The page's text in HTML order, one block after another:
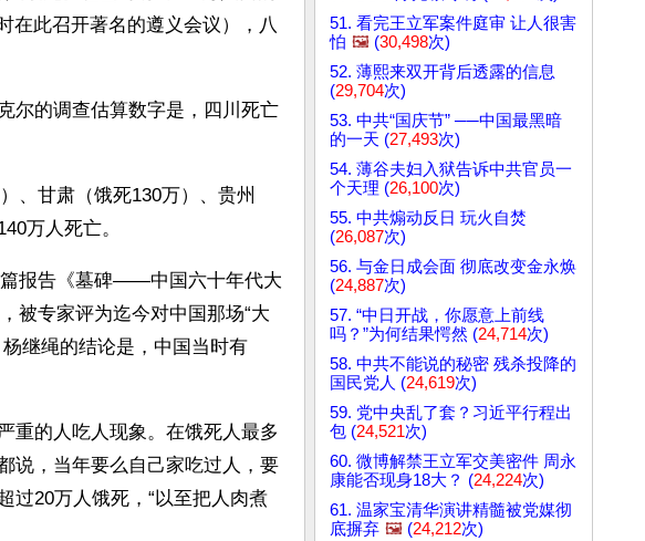
在此召开著名的遵义会议），八
尔的调查估算数字是，四川死亡
、甘肃（饿死130万）、贵州
万人死亡。
篇报告《墓碑——中国六十年代大
被专家评为迄今对中国那场“大
继绳的结论是，中国当时有
重的人吃人现象。在饿死人最多
说，当年要么自己家吃过人，要
过20万人饿死，“以至把人肉煮
51. 看完王立军案件庭审 让人很害
怕 🖼️ (30,498次)
52. 薄熙来双开背后透露的信息
(29,704次)
53. 中共“国庆节” ──中国最黑暗
的一天 (27,493次)
54. 薄谷夫妇入狱告诉中共官员一
个天理 (26,100次)
55. 中共煽动反日 玩火自焚
(26,087次)
56. 与金日成会面 彻底改变金永焕
(24,887次)
57. “中日开战，你愿意上前线
吗？”为何结果愕然 (24,714次)
58. 中共不能说的秘密 残杀投降的
国民党人 (24,619次)
59. 党中央乱了套？习近平行程出
包 (24,521次)
60. 微博解禁王立军交美密件 周永
康能否现身18大？ (24,224次)
61. 温家宝清华演讲精髓被党媒彻
底摒弃 🖼️ (24,212次)